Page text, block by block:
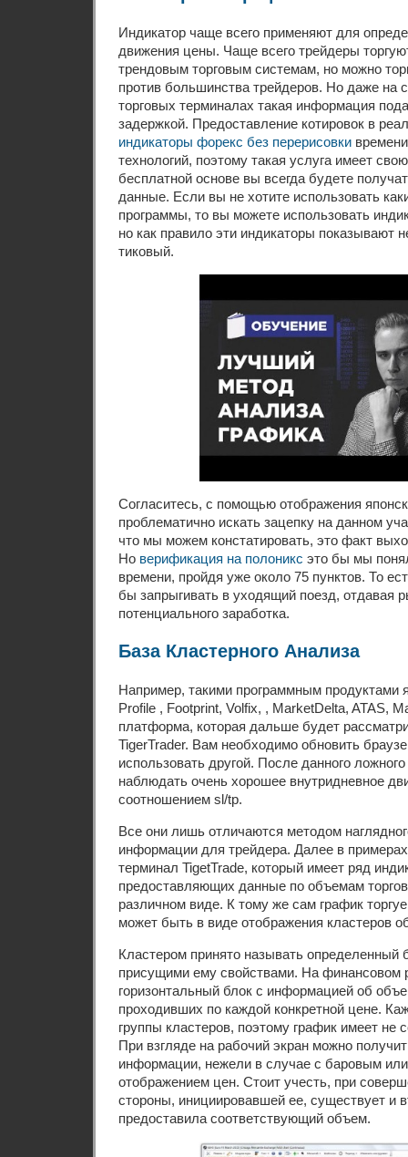
Индикатор чаще всего применяют для
движения цены. Чаще всего трейдеры
трендовым торговым системам, но можно
против большинства трейдеров. Но даже на
торговых терминалах такая информация
задержкой. Предоставление котировок в
индикаторы форекс без перерисовки
технологий, поэтому такая услуга имеет
бесплатной основе вы всегда будете
данные. Если вы не хотите использовать
программы, то вы можете использовать
но как правило эти индикаторы показывают
тиковый.
Согласитесь, с помощью отображения
проблематично искать зацепку на данном
что мы можем констатировать, это факт
Но верификация на полоникс это бы мы
времени, пройдя уже около 75 пунктов. То
бы запрыгивать в уходящий поезд, отдавая
потенциального заработка.
База Кластерного Анализа
Например, такими программным продуктами
Profile , Footprint, Volfix, , MarketDelta, ATAS,
платформа, которая дальше будет
TigerTrader. Вам необходимо обновить
использовать другой. После данного
наблюдать очень хорошее внутридневное
соотношением sl/tp.
Все они лишь отличаются методом
информации для трейдера. Далее в
терминал TigetTrade, который имеет ряд
предоставляющих данные по объемам
различном виде. К тому же сам график
может быть в виде отображения кластеров
Кластером принято называть определенный
присущими ему свойствами. На финансовом
горизонтальный блок с информацией об
проходивших по каждой конкретной цене.
группы кластеров, поэтому график имеет не
При взгляде на рабочий экран можно
информации, нежели в случае с баровым
отображением цен. Стоит учесть, при
стороны, инициировавшей ее, существует и
предоставила соответствующий объем.